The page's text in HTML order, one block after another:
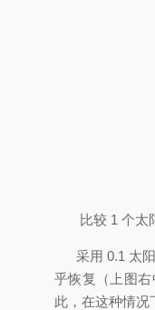
比较 1 个太阳
采用 0.1 太阳
乎恢复（上图
此，在这种情况